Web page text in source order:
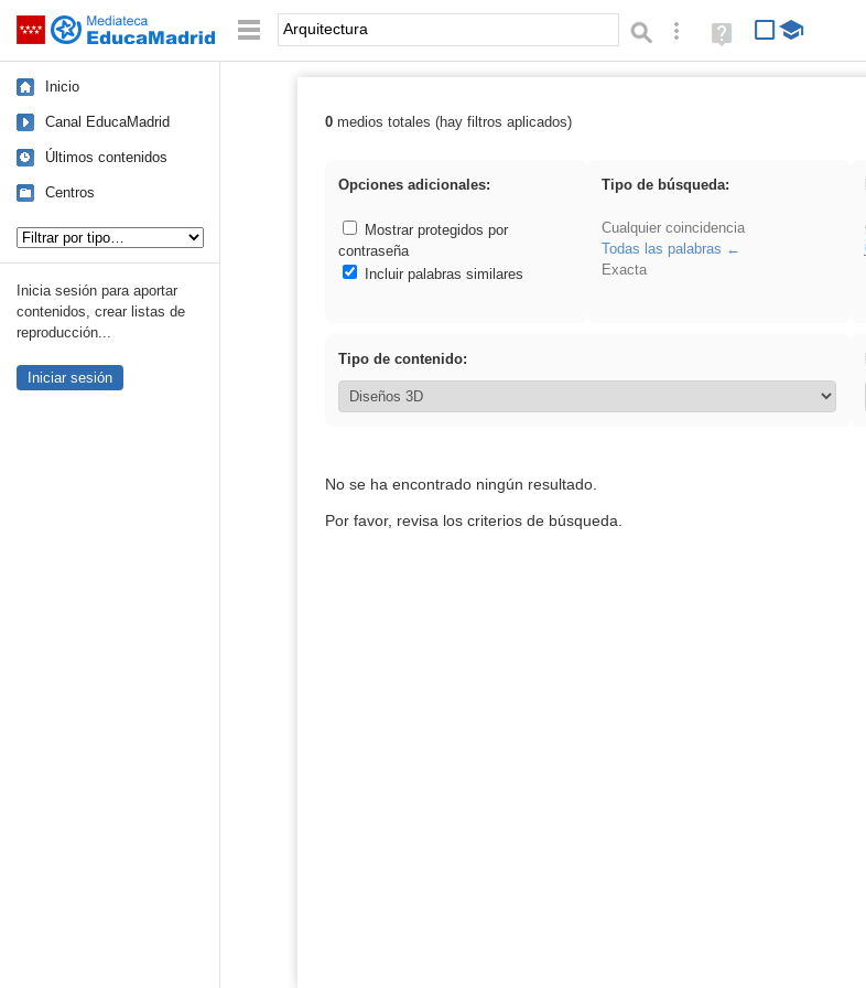
Saltar navegación Palabra o frase: Búsqueda avanzada
Ayuda
(en
Inicio
Canal EducaMadrid
Últimos contenidos
Centros
Inicia sesión para aportar
contenidos, crear listas de
reproducción...
Iniciar sesión
Resultados de: Arquitectura
0medios totales (hay filtros aplicados)
Opciones adicionales:
Mostrar protegidos por
contraseña
Incluir palabras similares
Tipo de búsqueda:
Cualquier coincidencia
Todas las palabras
Exacta
Tipo de contenido:
No se ha encontrado ningún resultado.
Por favor, revisa los criterios de búsqueda.